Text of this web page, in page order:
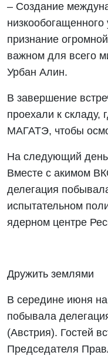
– Создание
признание
важном для всего
Урбан Алин.
В завершение
проехали к
МАГАТЭ, чтобы
На следующий день
Вместе с акимом
делегация
испытательном
ядерном центре
Дружить землями
В середине июня
побывала
(Австрия). Гостей
Председателя